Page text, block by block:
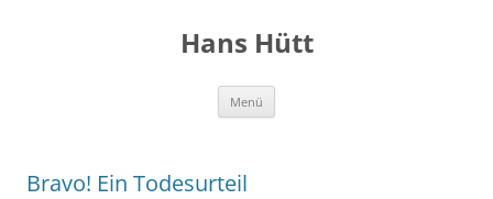
Hans Hütt
Menü
Bravo! Ein Todesurteil